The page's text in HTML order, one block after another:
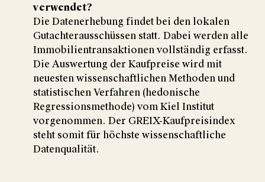
verwendet?
Die Datenerhebung findet bei den lokalen
Gutachterausschüssen statt. Dabei werden alle
Immobilientransaktionen vollständig erfasst.
Die Auswertung der Kaufpreise wird mit
neuesten wissenschaftlichen Methoden und
statistischen Verfahren (hedonische
Regressionsmethode) vom Kiel Institut
vorgenommen. Der GREIX-Kaufpreisindex
steht somit für höchste wissenschaftliche
Datenqualität.